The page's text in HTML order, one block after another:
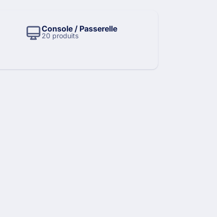
Console / Passerelle
20 produits